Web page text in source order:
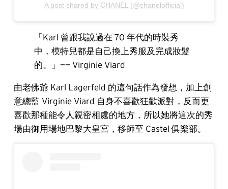
A post shared by CHANEL (@chanelofficial)
「Karl 曾跟我說過在 70 年代的時裝秀
中，模特兒都是自己換上秀服及完成妝髮
的。」—— Virginie Viard
由老佛爺 Karl Lagerfeld 的這句話作為發想，加上創
意總監 Virginie Viard 自身不喜歡狂歡派對，反而更
喜歡那種能令人親密相處的地方，所以她將這次的秀
場由御用場地巴黎大皇宮，移師至 Castel 俱樂部。